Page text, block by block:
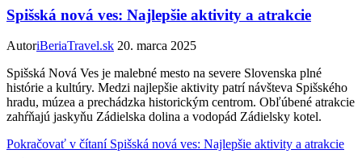
Spišská nová ves: Najlepšie aktivity a atrakcie
AutoriBeriaTravel.sk 20. marca 2025
Spišská Nová Ves je malebné mesto na severe Slovenska plné
histórie a kultúry. Medzi najlepšie aktivity patrí návšteva Spišského
hradu, múzea a prechádzka historickým centrom. Obľúbené atrakcie
zahŕňajú jaskyňu Zádielska dolina a vodopád Zádielsky kotel.
Pokračovať v čítaníSpišská nová ves: Najlepšie aktivity a atrakcie